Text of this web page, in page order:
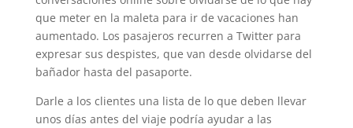
que meter en la maleta para ir de vacaciones han
aumentado. Los pasajeros recurren a Twitter para
expresar sus despistes, que van desde olvidarse del
bañador hasta del pasaporte.
Darle a los clientes una lista de lo que deben llevar
unos días antes del viaje podría ayudar a las